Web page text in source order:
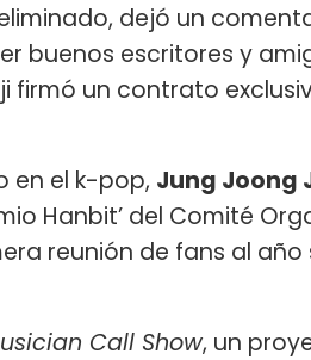
dejó un
buenos escritores y
firmó un contrato
en el k-pop, Jung Joong
Hanbit’ del Comité
reunión de fans al
Call Show, un